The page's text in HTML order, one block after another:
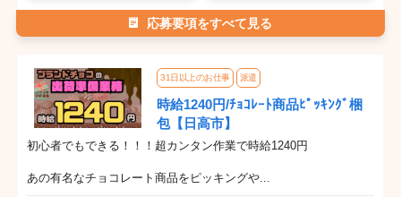
応募要項をすべて見る
31日以上のお仕事 派遣
時給1240円/ﾁｮｺﾚｰﾄ商品ﾋﾟｯｷﾝｸﾞ梱
包【日高市】
初心者でもできる！！！超カンタン作業で時給1240円
あの有名なチョコレート商品をピッキングや...